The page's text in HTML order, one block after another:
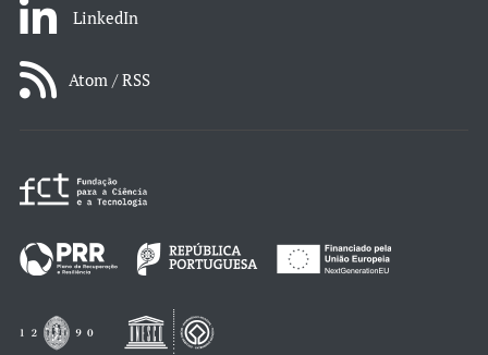
LinkedIn
Atom / RSS